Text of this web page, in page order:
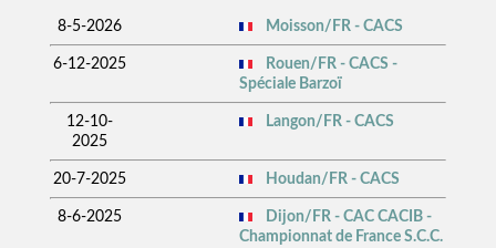
8-5-2026 Moisson/FR - CACS
6-12-2025
Rouen/FR - CACS -
Spéciale Barzoï
12-10-
2025
Langon/FR - CACS
20-7-2025 Houdan/FR - CACS
8-6-2025
Dijon/FR - CAC CACIB -
Championnat de France S.C.C.